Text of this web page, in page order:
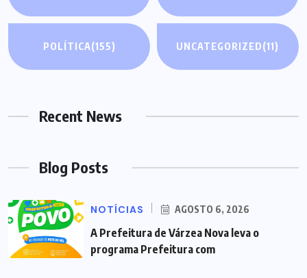
POLÍTICA(155) UNCATEGORIZED(11)
Recent News
Blog Posts
NOTÍCIAS AGOSTO 6, 2026
A Prefeitura de Várzea Nova leva o
programa Prefeitura com